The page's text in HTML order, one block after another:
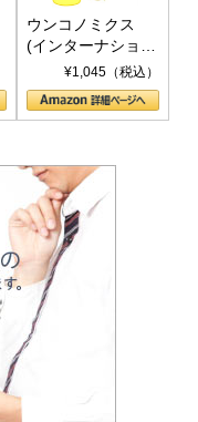
ウンコノミクス
(インターナショナ
ル新書)¥1,045（税込）